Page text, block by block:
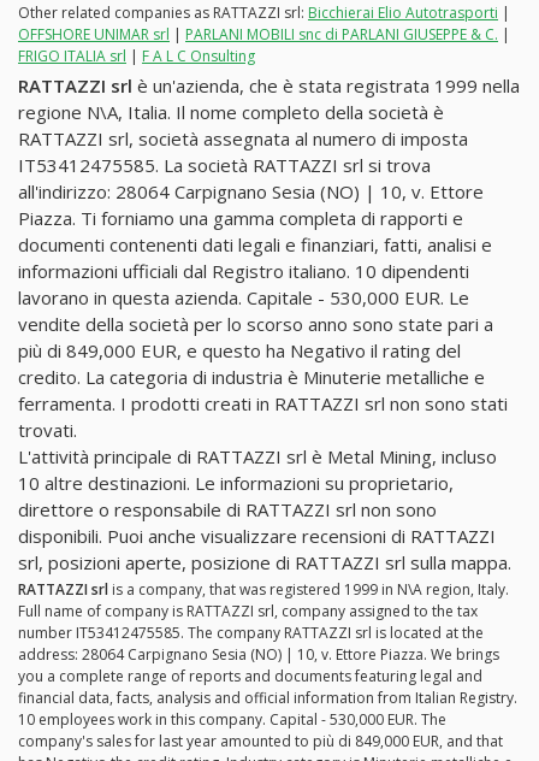
Other related companies as RATTAZZI srl: Bicchierai Elio Autotrasporti |
OFFSHORE UNIMAR srl | PARLANI MOBILI snc di PARLANI GIUSEPPE & C. |
FRIGO ITALIA srl | F A L C Onsulting
RATTAZZI srl è un'azienda, che è stata registrata 1999 nella
regione N\A, Italia. Il nome completo della società è
RATTAZZI srl, società assegnata al numero di imposta
IT53412475585. La società RATTAZZI srl si trova
all'indirizzo: 28064 Carpignano Sesia (NO) | 10, v. Ettore
Piazza. Ti forniamo una gamma completa di rapporti e
documenti contenenti dati legali e finanziari, fatti, analisi e
informazioni ufficiali dal Registro italiano. 10 dipendenti
lavorano in questa azienda. Capitale - 530,000 EUR. Le
vendite della società per lo scorso anno sono state pari a
più di 849,000 EUR, e questo ha Negativo il rating del
credito. La categoria di industria è Minuterie metalliche e
ferramenta. I prodotti creati in RATTAZZI srl non sono stati
trovati.
L'attività principale di RATTAZZI srl è Metal Mining, incluso
10 altre destinazioni. Le informazioni su proprietario,
direttore o responsabile di RATTAZZI srl non sono
disponibili. Puoi anche visualizzare recensioni di RATTAZZI
srl, posizioni aperte, posizione di RATTAZZI srl sulla mappa.
RATTAZZI srl is a company, that was registered 1999 in N\A region, Italy.
Full name of company is RATTAZZI srl, company assigned to the tax
number IT53412475585. The company RATTAZZI srl is located at the
address: 28064 Carpignano Sesia (NO) | 10, v. Ettore Piazza. We brings
you a complete range of reports and documents featuring legal and
financial data, facts, analysis and official information from Italian Registry.
10 employees work in this company. Capital - 530,000 EUR. The
company's sales for last year amounted to più di 849,000 EUR, and that